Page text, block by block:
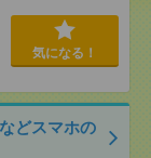
気になる！
どスマホの